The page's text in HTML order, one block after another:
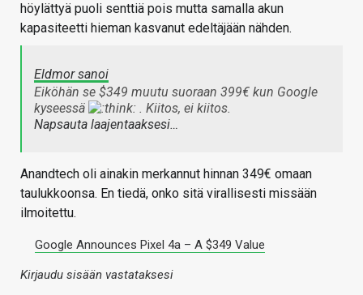
höylättyä puoli senttiä pois mutta samalla akun
kapasiteetti hieman kasvanut edeltäjään nähden.
Eldmor sanoi
Eiköhän se $349 muutu suoraan 399€ kun Google
kyseessä
. Kiitos, ei kiitos.
Napsauta laajentaaksesi…
Anandtech oli ainakin merkannut hinnan 349€ omaan
taulukkoonsa. En tiedä, onko sitä virallisesti missään
ilmoitettu.
Google Announces Pixel 4a – A $349 Value
Kirjaudu sisään vastataksesi